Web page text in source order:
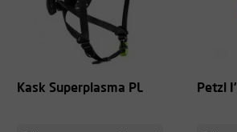
Kask Superplasma PL Petzl